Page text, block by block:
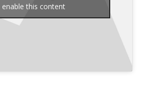
enable this content